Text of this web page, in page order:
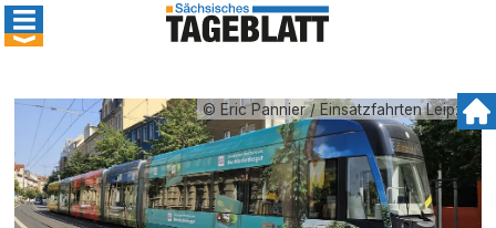
© Eric Pannier / Einsatzfahrten Leipzig